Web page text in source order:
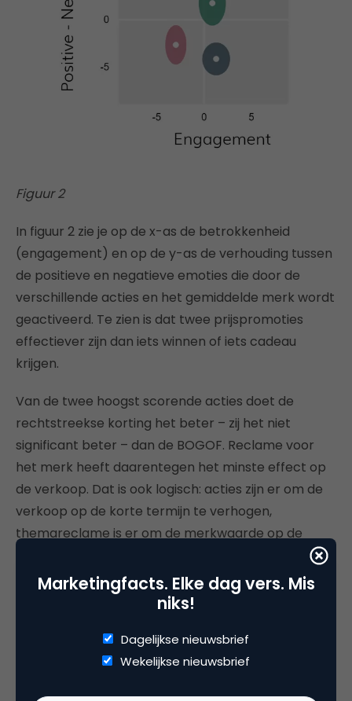
Figuur 2
In figuur 2 zie je op de x-as de betrokkenheid
(engagement) en op de y-as de verhouding tussen
de positieve en negatieve emoties die door de
verschillende acties en het gemiddelde merk wordt
geactiveerd. Te zien is dat twee prijspromoties
effectiever zijn dan iets winnen of iets cadeau
krijgen.
Van de twee hoogst scorende acties doet de
rechtstreekse korting het beter – zij het niet
significant beter – dan de BOGOF. Reclame voor
het merk heeft daarentegen het minste effect op
de verkoop. Dat is ook logisch: acties zijn er om de
verkoop op de korte termijn te verhogen,
themareclame is er om de merkwaarde op de
uiteindelijk ook leidt tot meer en blijvende omzet,
hebben Binet & Field aangetoond (8). Over het
tweede deel en tevens het eigenlijke doel van het
Marketingfacts. Elke dag vers. Mis
niks!
Dagelijkse nieuwsbrief
Wekelijkse nieuwsbrief